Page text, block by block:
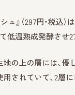
』（297円・税込
低温熟成発酵させ
の上の層には、
されていて、2層